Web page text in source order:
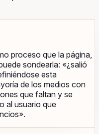
proceso que la página,
sondearla: «¿salió
esta
de los medios con
que faltan y se
al usuario que